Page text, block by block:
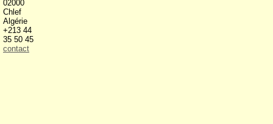
02000
Chlef
Algérie
+213 44
35 50 45
contact